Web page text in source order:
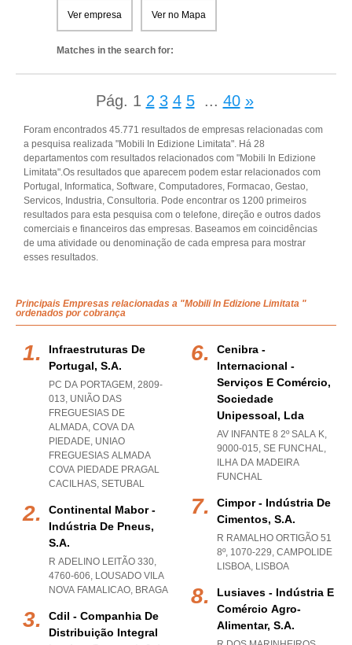
Ver empresa Ver no Mapa
Matches in the search for:
Pág. 1 2 3 4 5 ... 40 »
Foram encontrados 45.771 resultados de empresas relacionadas com
a pesquisa realizada "Mobili In Edizione Limitata". Há 28
departamentos com resultados relacionados com "Mobili In Edizione
Limitata".Os resultados que aparecem podem estar relacionados com
Portugal, Informatica, Software, Computadores, Formacao, Gestao,
Servicos, Industria, Consultoria. Pode encontrar os 1200 primeiros
resultados para esta pesquisa com o telefone, direção e outros dados
comerciais e financeiros das empresas. Baseamos em coincidências
de uma atividade ou denominação de cada empresa para mostrar
esses resultados.
Principais Empresas relacionadas a "Mobili In Edizione Limitata "
ordenados por cobrança
Infraestruturas De
Portugal, S.a.
PC DA PORTAGEM, 2809-
013, UNIÃO DAS
FREGUESIAS DE
ALMADA, COVA DA
PIEDADE, UNIAO
FREGUESIAS ALMADA
COVA PIEDADE PRAGAL
CACILHAS, SETUBAL
Continental Mabor -
Indústria De Pneus,
S.a.
R ADELINO LEITÃO 330,
4760-606, LOUSADO VILA
NOVA FAMALICAO, BRAGA
Cdil - Companhia De
Distribuição Integral
Cenibra -
Internacional -
Serviços E Comércio,
Sociedade
Unipessoal, Lda
AV INFANTE 8 2º SALA K,
9000-015, SE FUNCHAL,
ILHA DA MADEIRA
FUNCHAL
Cimpor - Indústria De
Cimentos, S.a.
R RAMALHO ORTIGÃO 51
8º, 1070-229, CAMPOLIDE
LISBOA, LISBOA
Lusiaves - Indústria E
Comércio Agro-
Alimentar, S.a.